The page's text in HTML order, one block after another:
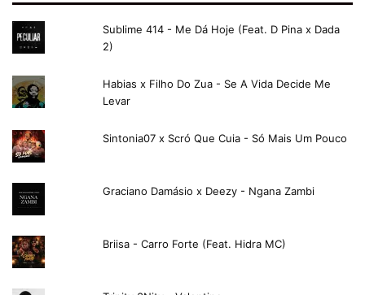
Sublime 414 - Me Dá Hoje (Feat. D Pina x Dada
2)
Habias x Filho Do Zua - Se A Vida Decide Me
Levar
Sintonia07 x Scró Que Cuia - Só Mais Um Pouco
Graciano Damásio x Deezy - Ngana Zambi
Briisa - Carro Forte (Feat. Hidra MC)